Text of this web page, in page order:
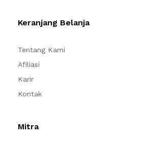
Keranjang Belanja
Tentang Kami
Afiliasi
Karir
Kontak
Mitra